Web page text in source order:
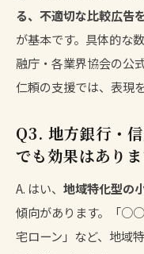
る、不適切な比較広告
が基本です。具体的な
融庁・各業界協会の公
仁頼の支援では、表現
Q3. 地方銀行・
でも効果はあり
A. はい、 地域特化型の
傾向があります。「
宅ローン」など、地域